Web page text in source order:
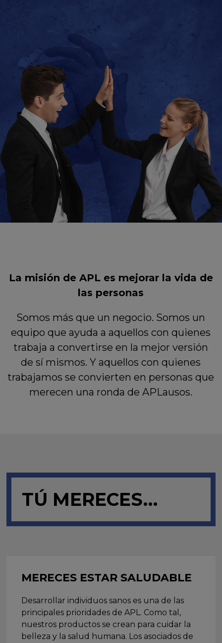
La misión de APL es mejorar la vida de
las personas
Somos más que un negocio. Somos un
equipo que ayuda a aquellos con quienes
trabaja a convertirse en la mejor versión
de sí mismos. Y aquellos con quienes
trabajamos se convierten en personas que
merecen una ronda de APLausos.
TÚ MERECES…
MERECES ESTAR SALUDABLE
Desarrollar individuos sanos es una de las
principales prioridades de APL. Como tal,
nuestros productos se crean para cuidar la
belleza y la salud humana. Los asociados de